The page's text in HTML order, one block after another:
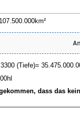
(Tiefe)=
dass das